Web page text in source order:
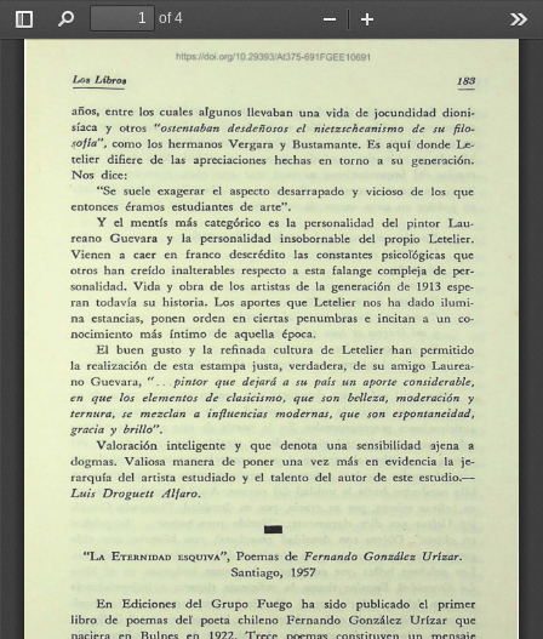
Toggle
Find
of 4
Zoom
Out
In
o
Los Libroa 183
años, entre los cuales afgunos llevQban una vida de jocundidad dioni-
síaca
y otros "ostentaban desde11osos el nietzscheanismo de su
filo-
sofía", como los hermanos Vergara y Bustamante. Es aquí donde Le-
telier difiere de las apreciaciones hechas en torno a su
gener-aci6n.
Nos dice:
"Se suele exagerar el aspecto desarrapado y vicioso de los que
entonces éramos estudiantes de arte".
Y
el mentís más categórico es la personalidad del pintor
Lau-
reano
Guevara y la personalidad insobornable del propio Letelier.
Vienen
a caer en franco descrédito las constantes psicol'6gicas
que
otros han creído inalterables respecto a esta falange compleja de per-
sonalidad.
Vida y obra de los artistas de la generación de 1913 espe-
ran todavía su historia. Los aportes que Letelier nos ha dado ilumi-
na
estancias, ponen orden en ciertas penumbras e incitan a un
co-
nocimiento
más íntimo de aquella
época.
El
buen gusto y la refinada cultura de Letelier han
permitido
la realización de esta estampa justa, verdadera, de su amigo Laurea-
no Guevara, "  . . pintor que dejará a su. país un aporte considerable,
en
que los ele111entos de clasicismo, que son belleza, moderación y
ternura, se mezclan a influencias modernas, que son espontaneidad,
gracia y brillo".
Valoración
inteligente y que denota una sensibilidad -ajena
a
dogn1as.
Valiosa manera de poner una vez más en evidencia la
je-
rarquía del artista estudiado y el talento del autor de este estudio.-
Luis Droguett Alf aro. -
"LA ETERNIDAD ESQUIVA", Poemas de Fernando González Urízar.
Santiago,
1957
En Ediciones del Grupo Fuego ha sido publicado el
primer
libro
de poemas del' poeta chileno Fernando González Urízar
que
naciera
en Bulnes en 1922. Trece poemas constituyen un mensaje